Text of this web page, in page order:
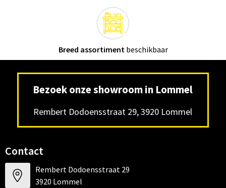
Breed assortiment beschikbaar
Bezoek onze showroom in Lommel
Rembert Dodoensstraat 29, 3920 Lommel
Contact
Rembert Dodoensstraat 29
3920 Lommel